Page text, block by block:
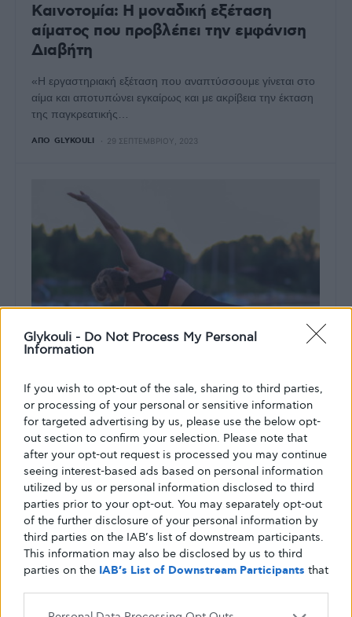
Glykouli - Do Not Process My Personal
Information
If you wish to opt-out of the sale, sharing to third parties,
or processing of your personal or sensitive information
for targeted advertising by us, please use the below opt-
out section to confirm your selection. Please note that
after your opt-out request is processed you may continue
seeing interest-based ads based on personal information
utilized by us or personal information disclosed to third
parties prior to your opt-out. You may separately opt-out
of the further disclosure of your personal information by
third parties on the IAB’s list of downstream participants.
This information may also be disclosed by us to third
parties on the IAB’s List of Downstream Participants that
Καινοτομία: Η μοναδική εξέταση
αίματος που προβλέπει την εμφάνιση
Διαβήτη
«Η εργαστηριακή εξέταση που αναπτύσσουμε γίνεται στο
αίμα και αποτυπώνει εγκαίρως και με ακρίβεια την έκταση
της παγκρεατικής…
ΑΠΌ GLYKOULI 29 ΣΕΠΤΕΜΒΡΊΟΥ, 2023
ΚΑΛΉ ΥΓΕΊΑ ΠΡΌΛΗΨΗ
Ορμονική ανισορροπία: 5+1 φυσικοί
τρόποι να τη ρυθμίσεις!
Όπως καταλαβαίνεις λοιπόν, ακόμα και μια μικρή ορμονική
αλλαγή μπορεί να προκαλέσει ορμονική ανισορροπία. Και
αυτή με τη…
ΑΠΌ GLYKOULI 2 ΦΕΒΡΟΥΑΡΊΟΥ, 2023